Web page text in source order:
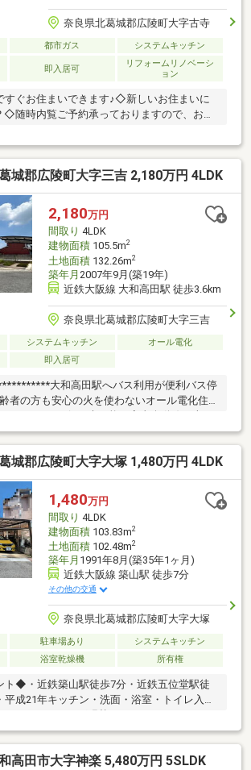
奈良県北葛城郡広陵町大字古寺
都市ガス システムキッチン
即入居可
リフォームリノベーシ
ョン
ぐお住まいできます♪◇新しいお住まいに
◇随時内覧ご予約承っておりますので、お気
城郡広陵町大字三吉 2,180万円 4LDK
2,180万円
間取り 4LDK
建物面積105.5m2
土地面積132.26m2
築年月 2007年9月(築19年)
近鉄大阪線 大和高田駅 徒歩3.6km
奈良県北葛城郡広陵町大字三吉
システムキッチン
オール電化
即入居可
大和高田駅へバス利用が便利バス停
者の方も安心の火を使わないオール電化住宅
風通り良好◎駐車2台可能◎カーポート有【リ
クロス張替、1階床フロアタイル全面貼替、畳
トイレ・キッチン取替1階建具新調、ハウスク
尺モジュール
城郡広陵町大字大塚 1,480万円 4LDK
1,480万円
間取り 4LDK
建物面積103.83m2
土地面積102.48m2
築年月 1991年8月(築35年1ヶ月)
近鉄大阪線 築山駅 徒歩7分
その他の交通
奈良県北葛城郡広陵町大字大塚
駐車場あり
システムキッチン
浴室乾燥機 所有権
◆・近鉄築山駅徒歩7分・近鉄五位堂駅徒
平成21年キッチン・洗面・浴室・トイレ入
ローリング張替・令和6年電動シャ
せはお気軽にどうぞ！！■■■
高田市大字神楽 5,480万円 5SLDK